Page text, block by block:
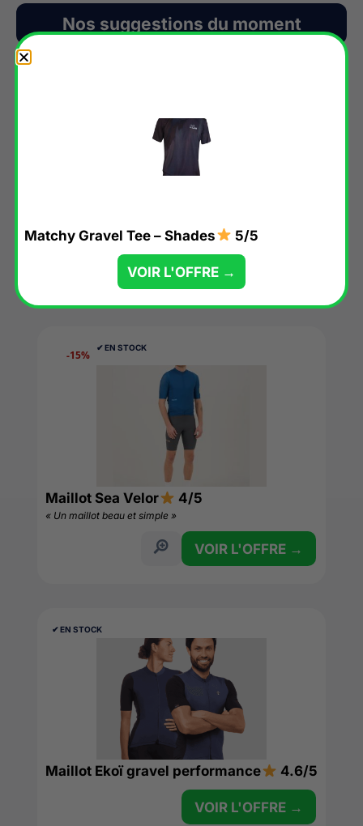
Nos suggestions du moment
« Un gilet chaud idéal pour la mi-saison »
VOIR L'OFFRE →
-15%
✔︎ EN STOCK
Maillot Sea Velor 4/5
« Un maillot beau et simple »
VOIR L'OFFRE →
✔︎ EN STOCK
Maillot Ekoï gravel performance 4.6/5
VOIR L'OFFRE →
Matchy Gravel Tee – Shades 5/5
VOIR L'OFFRE →